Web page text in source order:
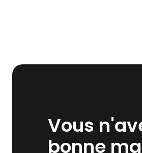
Vous
bonne